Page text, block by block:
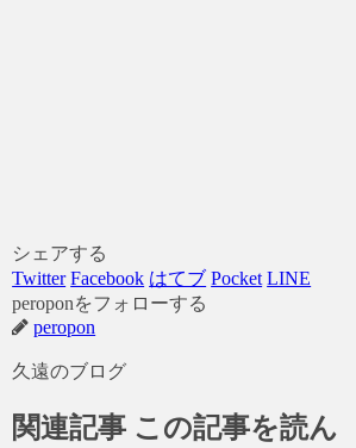
シェアする
Twitter Facebook はてブ Pocket LINE
peroponをフォローする
peropon
久遠のブログ
関連記事 この記事を読ん